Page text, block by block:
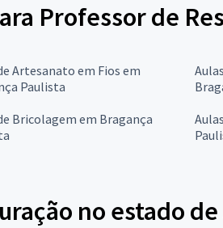
Professor de
Artesanato em Fios em
Paulista
Bricolagem em Bragança
no estado de